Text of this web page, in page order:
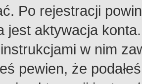
Po rejestracji
jest aktywacja
w nim
pewien, że